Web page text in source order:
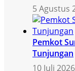
5 Agustus
Pemkot
Tunjungan
10 Juli 2026